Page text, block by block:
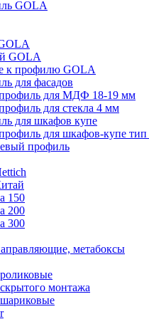
GOLA
GOLA
к профилю GOLA
для фасадов
для МДФ 18-19 мм
для стекла 4 мм
для шкафов купе
для шкафов-купе
профиль
150
200
300
метабоксы
монтажа